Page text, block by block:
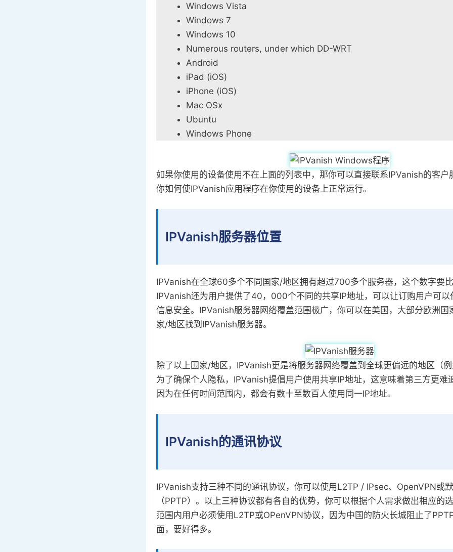
Windows Vista
Windows 7
Windows 10
Numerous routers, under which DD-WRT
Android
iPad (iOS)
iPhone (iOS)
Mac OSx
Ubuntu
Windows Phone
如果你使用的设备使用不在上面的列表中，那你可以直接联系IPVanish的客户
你如何使IPVanish应用程序在你使用的设备上正常运行。
IPVanish服务器位置
IPVanish在全球60多个不同国家/地区拥有超过700多个服务器，这个数字要比
IPVanish还为用户提供了40，000个不同的共享IP地址，可以让订购用户可以
信息安全。IPVanish服务器网络覆盖范围极广，你可以在美国，大部分欧洲国
家/地区找到IPVanish服务器。
除了以上国家/地区，IPVanish更是将服务器网络覆盖到全球更偏远的地区（例
为了确保个人隐私，IPVanish提倡用户使用共享IP地址，这意味着第三方更难
因为在任何时间范围内，都会有数十至数百人使用同一IP地址。
IPVanish的通讯协议
IPVanish支持三种不同的通讯协议，你可以使用L2TP / IPsec、OpenVPN或
（PPTP）。以上三种协议都有各自的优势，你可以根据个人需求做出相应的
范围内用户必须使用L2TP或OPenVPN协议，因为中国的防火长城阻止了
面，要好得多。